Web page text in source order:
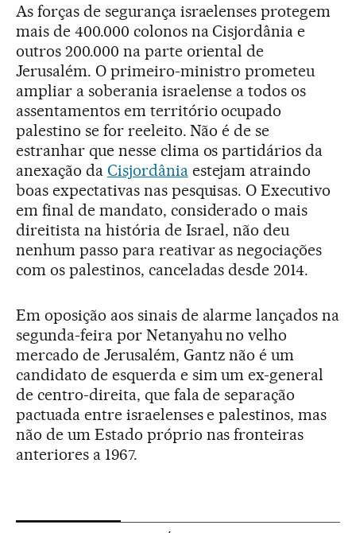
As forças de segurança israelenses protegem
mais de 400.000 colonos na Cisjordânia e
outros 200.000 na parte oriental de
Jerusalém. O primeiro-ministro prometeu
ampliar a soberania israelense a todos os
assentamentos em território ocupado
palestino se for reeleito. Não é de se
estranhar que nesse clima os partidários da
anexação da Cisjordâniaestejam atraindo
boas expectativas nas pesquisas. O Executivo
em final de mandato, considerado o mais
direitista na história de Israel, não deu
nenhum passo para reativar as negociações
com os palestinos, canceladas desde 2014.
Em oposição aos sinais de alarme lançados na
segunda-feira por Netanyahu no velho
mercado de Jerusalém, Gantz não é um
candidato de esquerda e sim um ex-general
de centro-direita, que fala de separação
pactuada entre israelenses e palestinos, mas
não de um Estado próprio nas fronteiras
anteriores a 1967.